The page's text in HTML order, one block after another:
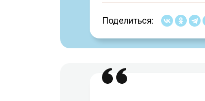
Поделиться: